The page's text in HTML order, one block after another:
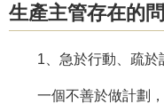
生產主管存在的
1、急於行動、疏於
一個不善於做計劃，